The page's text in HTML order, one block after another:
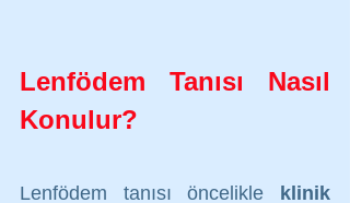
Lenfödem Tanısı Nasıl
Konulur?
Lenfödem tanısı öncelikle klinik